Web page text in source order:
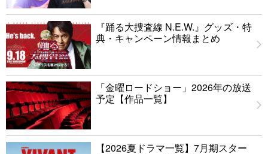
『踊る大捜査線 N.E.W.』グッズ・特
典・キャンペーン情報まとめ
「金曜ロードショー」2026年の放送
予定【作品一覧】
【2026夏ドラマ一覧】7月期スター